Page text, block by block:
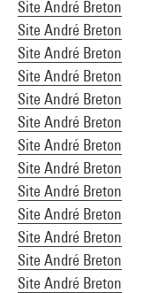
Site André Breton
Site André Breton
Site André Breton
Site André Breton
Site André Breton
Site André Breton
Site André Breton
Site André Breton
Site André Breton
Site André Breton
Site André Breton
Site André Breton
Site André Breton